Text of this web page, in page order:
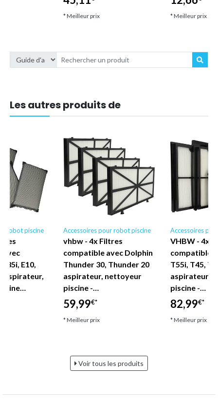
* Meilleur prix * Meilleur prix
Les autres produits de
robot piscine
avec
E10,
aspirateur,
Accessoires pour robot piscine
vhbw - 4x Filtres
compatible avec Dolphin
Thunder 30, Thunder 20
aspirateur, nettoyeur
piscine -…
59,99€*
* Meilleur prix
Accessoires
VHBW - 4x
compatible
T55i, T45,
aspirateur,
piscine -…
82,99€*
* Meilleur prix
Voir tous les produits